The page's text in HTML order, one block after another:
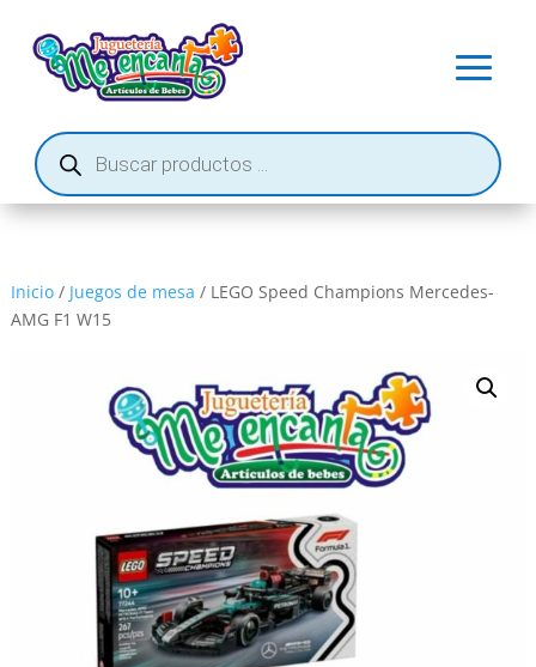
Búsqueda
de
productos
Inicio/ Juegos de mesa / LEGO Speed ​​Champions Mercedes-
AMG F1 W15